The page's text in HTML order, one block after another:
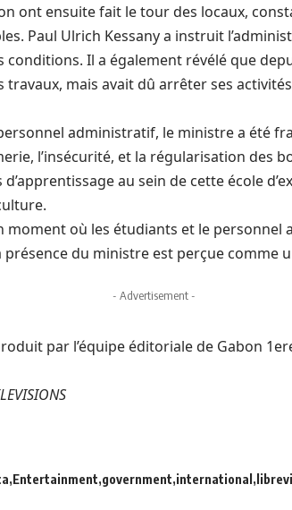
ont ensuite fait le tour des locaux,
Paul Ulrich Kessany a instruit
Il a également révélé que
mais avait dû arrêter ses
administratif, le ministre a été
l’insécurité, et la régularisation des
au sein de cette école
moment où les étudiants et le personnel
du ministre est perçue comme
- Advertisement -
par l’équipe éditoriale de Gabon
Entertainment government international